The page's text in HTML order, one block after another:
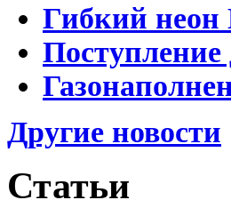
Гибкий неон
Другие новости
Статьи